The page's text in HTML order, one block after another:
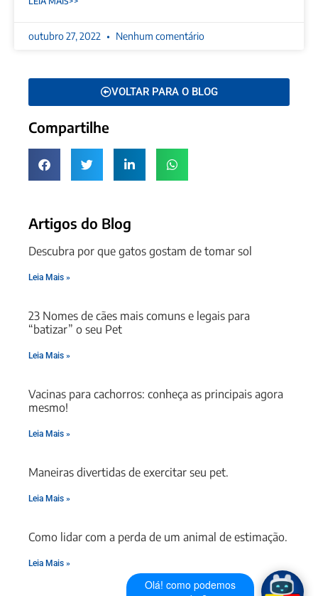
outubro 27, 2022 Nenhum comentário
VOLTAR PARA O BLOG
Compartilhe
Artigos do Blog
Descubra por que gatos gostam de tomar sol
Leia Mais »
23 Nomes de cães mais comuns e legais para
“batizar” o seu Pet
Leia Mais »
Vacinas para cachorros: conheça as principais agora
mesmo!
Leia Mais »
Maneiras divertidas de exercitar seu pet.
Leia Mais »
Como lidar com a perda de um animal de estimação.
Leia Mais »
Olá! como podemos